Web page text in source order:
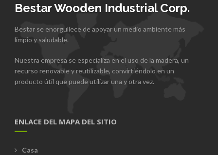
Bestar Wooden Industrial Corp.
Bestar se enorgullece de apoyar un medio ambiente más
limpio y saludable.
Nuestra empresa se especializa en el uso de la madera, un
recurso renovable y reutilizable, convirtiéndolo en un
producto útil que puede utilizar una y otra vez.
ENLACE DEL MAPA DEL SITIO
Casa